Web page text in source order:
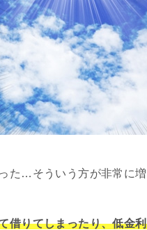
た…そういう方が非常に増
借りてしまったり、低金